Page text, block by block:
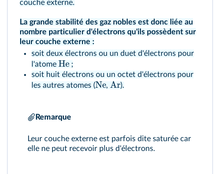
couche externe.
La grande stabilité des gaz nobles est donc liée au
nombre particulier d'électrons qu'ils possèdent sur
leur couche externe :
soit deux électrons ou un duet d'électrons pour
l'atome He ;
soit huit électrons ou un octet d'électrons pour
les autres atomes (Ne, Ar).
Remarque
Leur couche externe est parfois dite saturée car
elle ne peut recevoir plus d'électrons.